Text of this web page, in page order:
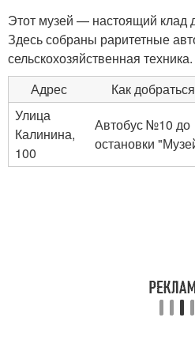
Этот музей — настоящий клад
Здесь собраны раритетные
сельскохозяйственная техника.
Адрес
Как добраться
Улица
Калинина,
100
Автобус №10 до
остановки